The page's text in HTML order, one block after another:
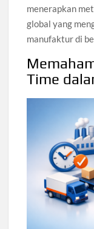
menerapkan
global yang
manufaktur di
Time